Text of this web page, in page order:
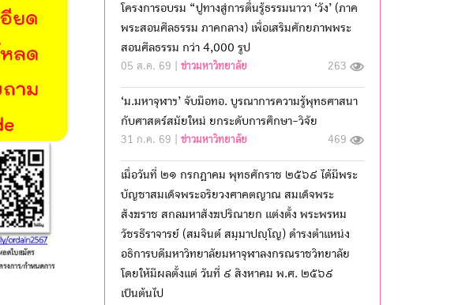
โครงการอบรม “ปูทางสู่การตื่นรู้ธรรมนาวา ‘วัง’ (ภาค
พระสอนศีลธรรม ภาคกลาง) เพื่อเสริมศักยภาพพระ
สอนศีลธรรม กว่า 4,000 รูป
05 ส.ค. 69 | ข่าวมหาวิทยาลัย 263
‘ม.มหาจุฬาฯ’ จับมือทอ. บูรณาการความรู้พุทธศาสนา
กับศาสตร์สมัยใหม่ ยกระดับการศึกษา-วิจัย
31 ก.ค. 69 | ข่าวมหาวิทยาลัย 469
เมื่อวันที่ ๒๑ กรกฎาคม พุทธศักราช ๒๕๖๙ ได้มีพระ
บัญชาสมเด็จพระอริยวงศาคตญาณ สมเด็จพระ
สังฆราช สกลมหาสังฆปริณายก แต่งตั้ง พระพรหม
วัชรธีราจารย์ (สมจินต์ สมฺมาปญฺโญ) ดำรงตำแหน่ง
อธิการบดีมหาวิทยาลัยมหาจุฬาลงกรณราชวิทยาลัย
โดยให้มีผลตั้งแต่ วันที่ ๙ สิงหาคม พ.ศ. ๒๕๖๙
เป็นต้นไป